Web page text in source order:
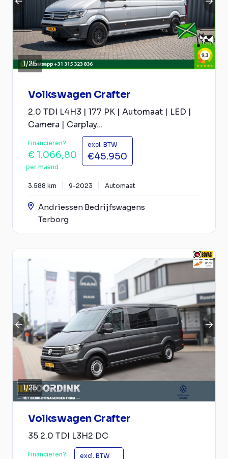
1/25
Volkswagen Crafter
2.0 TDI L4H3 | 177 PK | Automaat | LED |
Camera | Carplay...
Financieren?
€ 1.066,80
per maand
excl. BTW
€45.950
3.588 km 9-2023 Automaat
Andriessen Bedrijfswagens
Terborg
1/25
Volkswagen Crafter
35 2.0 TDI L3H2 DC
Financieren? excl. BTW